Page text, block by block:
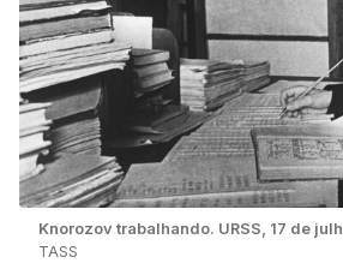
Knorozov trabalhando. URSS, 17 de
TASS